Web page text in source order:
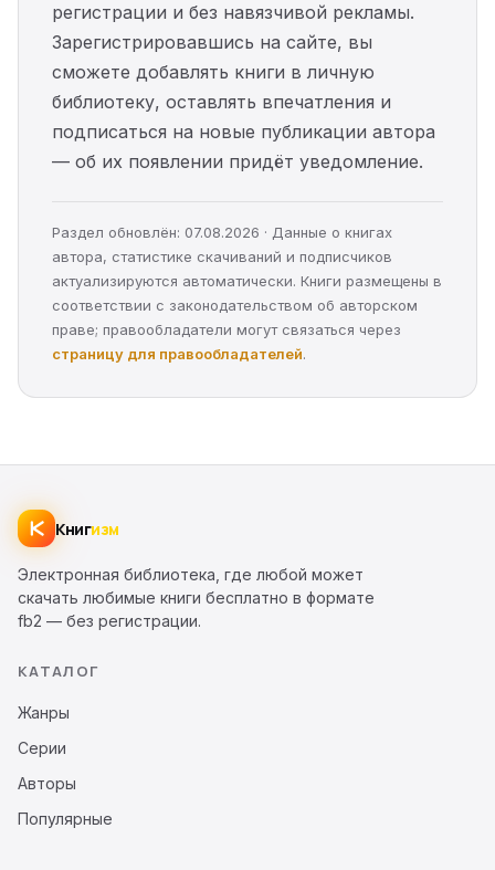
регистрации и без навязчивой рекламы.
Зарегистрировавшись на сайте, вы
сможете добавлять книги в личную
библиотеку, оставлять впечатления и
подписаться на новые публикации автора
— об их появлении придёт уведомление.
Раздел обновлён: 07.08.2026 · Данные о книгах
автора, статистике скачиваний и подписчиков
актуализируются автоматически. Книги размещены в
соответствии с законодательством об авторском
праве; правообладатели могут связаться через
страницу для правообладателей.
Книгизм
Электронная библиотека, где любой может
скачать любимые книги бесплатно в формате
fb2 — без регистрации.
КАТАЛОГ
Жанры
Серии
Авторы
Популярные